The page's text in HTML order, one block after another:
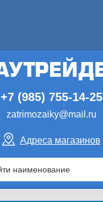
+7 (985) 755-14-25
zatrimozaiky@mail.ru
Адреса магазинов